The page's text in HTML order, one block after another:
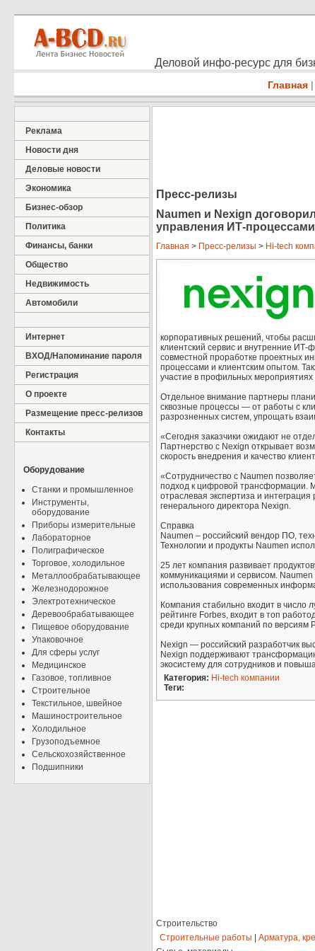
Деловой инфо-ресурс для
Главная |
Реклама
Новости дня
Деловые новости
Экономика
Бизнес-обзор
Политика
Финансы, банки
Общество
Недвижимость
Автомобили
Интернет
ВХОД/Напоминание пароля
Регистрация
О проекте
Размещение пресс-релизов
Контакты
Оборудование
Станки и промышленное
Инструменты,
оборудование
Приборы измерительные
Лабораторное
Полиграфическое
Торговое, холодильное
Металлообрабатывающее
Железнодорожное
Электротехническое
Деревообрабатывающее
Пищевое оборудование
Упаковочное
Для сферы услуг
Медицинское
Газовое, топливное
Строительное
Текстильное, швейное
Машиностроительное
Холодильное
Грузоподъемное
Сельскохозяйственное
Подшипники
Пресс-релизы
Naumen и Nexign
управления ИТ-процессами
Главная > Пресс-релизы > Hi-tech
корпоративных решений, чтобы
клиентский сервис и внутренние ИТ-
совместной проработке проектных
процессами и клиентским опытом.
участие в профильных
Отдельное внимание партнеры
сквозные процессы — от работы с
разрозненных систем, упрощать
«Сегодня заказчики ожидают не
Партнерство с Nexign открывает
скорость внедрения и качество
«Сотрудничество с Naumen
подход к цифровой трансформации.
отраслевая экспертиза и
генерального директора Nexign.
Справка
Naumen – российский вендор ПО,
Технологии и продукты Naumen
25 лет компания развивает
коммуникациями и сервисом.
использования современных
Компания стабильно входит в
рейтинге Forbes, входит в топ
среди крупных компаний по версиям
Nexign — российский разработчик
Nexign поддерживают
экосистему для сотрудников и
Категория: Hi-tech компании
Теги:
Строительство
Строительные работы
Арматура,